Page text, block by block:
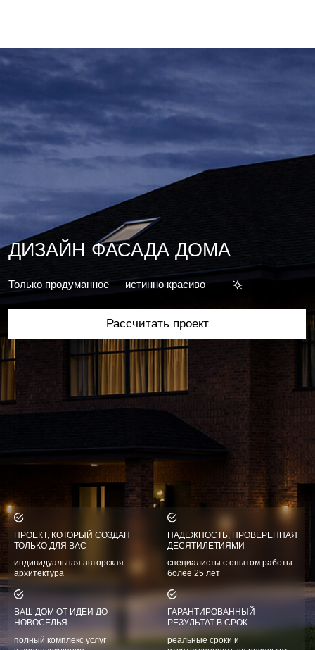
Рассчитать проект
Только продуманное — истинно красиво
ДИЗАЙН ФАСАДА ДОМА
индивидуальная авторская
архитектура
более 25 лет
полный комплекс услуг
и сопровождение
реальные сроки и
ответственность за результат
НАДЕЖНОСТЬ, ПРОВЕРЕННАЯ
НОВОСЕЛЬЯ
ГАРАНТИРОВАННЫЙ
РЕЗУЛЬТАТ В СРОК
[главная]/[услуги]/[дизайн фасада дома]
[описание]
ДИЗАЙНФАСАДА ДОМА
Фасад здания является визитной карточкой любого